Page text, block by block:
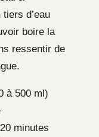
d’eau
boire la
ressentir de
à 500 ml)
minutes